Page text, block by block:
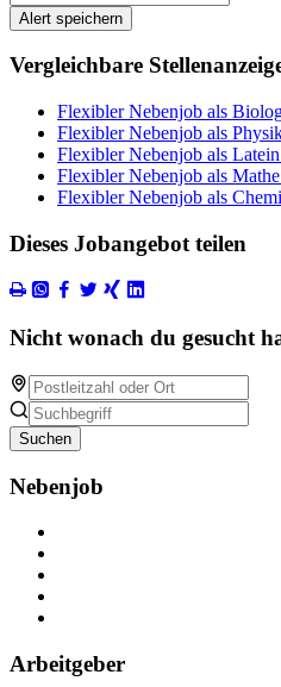
Alert speichern
Vergleichbare
Flexibler Nebenjob als
Flexibler Nebenjob als
Flexibler Nebenjob als
Flexibler Nebenjob als
Flexibler Nebenjob als
Dieses Jobangebot teilen
Nicht wonach du gesucht
Suchen
Nebenjob
Arbeitgeber